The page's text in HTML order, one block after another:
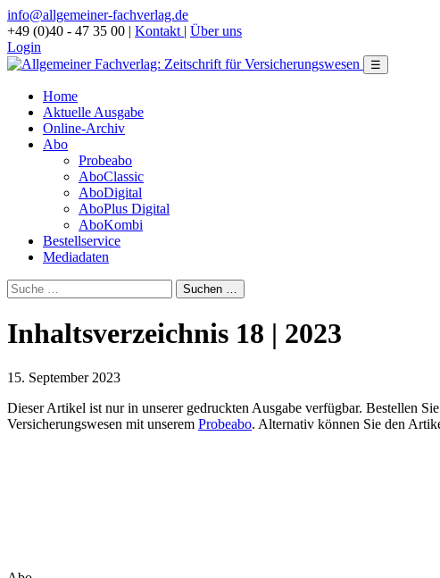
info@allgemeiner-fachverlag.de
+49 (0)40 - 47 35 00 | Kontakt | Über uns
Login
☰
Home
Aktuelle Ausgabe
Online-Archiv
Abo
Probeabo
AboClassic
AboDigital
AboPlus Digital
AboKombi
Bestellservice
Mediadaten
Inhaltsverzeichnis 18 | 2023
15. September 2023
Dieser Artikel ist nur in unserer gedruckten Ausgabe verfügbar. Bestellen
Versicherungswesen mit unserem Probeabo. Alternativ können Sie den